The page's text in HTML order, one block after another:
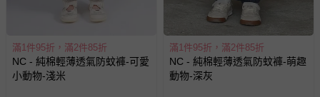
滿1件95折，滿2件85折
NC - 純棉輕薄透氣防蚊褲-可愛
小動物-淺米
滿1件95折，滿2件85折
NC - 純棉輕薄透氣防蚊褲-萌趣
動物-深灰